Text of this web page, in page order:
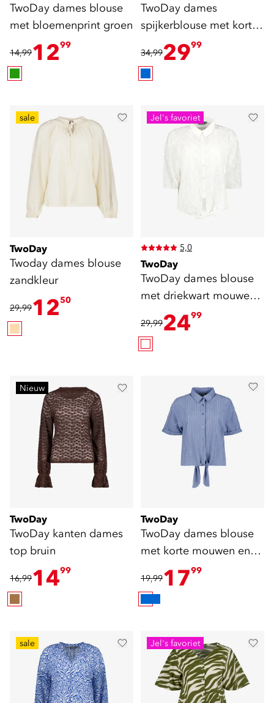
TwoDay dames blouse
met bloemenprint groen
14,991299
TwoDay dames
spijkerblouse met korte
pofmouwtjes
34,992999
sale
TwoDay
Twoday dames blouse
zandkleur
29,991250
Jel's favoriet
5,0
TwoDay
TwoDay dames blouse
met driekwart mouwen
29,992499
Nieuw
TwoDay
TwoDay kanten dames
top bruin
16,991499
TwoDay
TwoDay dames blouse
met korte mouwen en
knoopdetail
19,991799
sale Jel's favoriet